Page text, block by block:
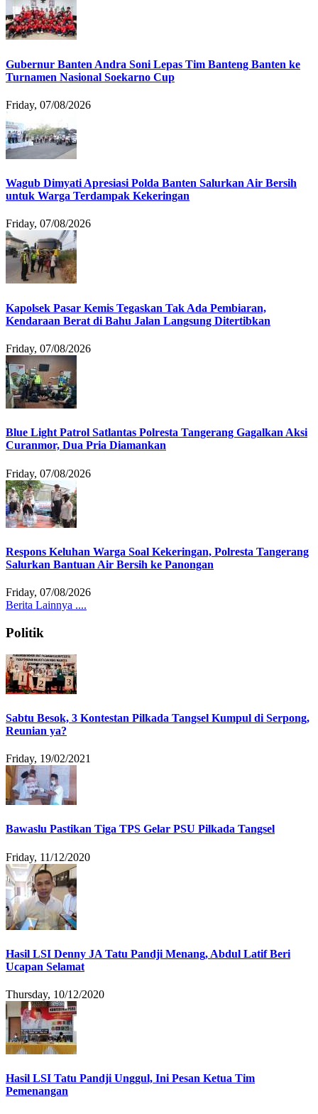
Gubernur Banten Andra Soni Lepas Tim Banteng Banten ke
Turnamen Nasional Soekarno Cup
Friday, 07/08/2026
Wagub Dimyati Apresiasi Polda Banten Salurkan Air Bersih
untuk Warga Terdampak Kekeringan
Friday, 07/08/2026
Kapolsek Pasar Kemis Tegaskan Tak Ada Pembiaran,
Kendaraan Berat di Bahu Jalan Langsung Ditertibkan
Friday, 07/08/2026
Blue Light Patrol Satlantas Polresta Tangerang Gagalkan Aksi
Curanmor, Dua Pria Diamankan
Friday, 07/08/2026
Respons Keluhan Warga Soal Kekeringan, Polresta Tangerang
Salurkan Bantuan Air Bersih ke Panongan
Friday, 07/08/2026
Berita Lainnya ....
Politik
Sabtu Besok, 3 Kontestan Pilkada Tangsel Kumpul di Serpong,
Reunian ya?
Friday, 19/02/2021
Bawaslu Pastikan Tiga TPS Gelar PSU Pilkada Tangsel
Friday, 11/12/2020
Hasil LSI Denny JA Tatu Pandji Menang, Abdul Latif Beri
Ucapan Selamat
Thursday, 10/12/2020
Hasil LSI Tatu Pandji Unggul, Ini Pesan Ketua Tim
Pemenangan